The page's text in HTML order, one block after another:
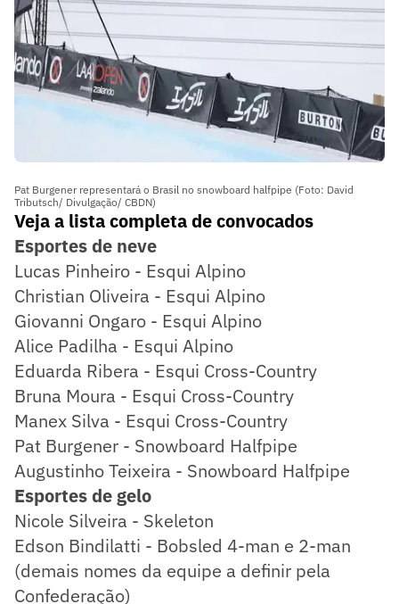
Pat Burgener representará o Brasil no snowboard halfpipe (Foto: David
Tributsch/ Divulgação/ CBDN)
Veja a lista completa de convocados
Esportes de neve
Lucas Pinheiro - Esqui Alpino
Christian Oliveira - Esqui Alpino
Giovanni Ongaro - Esqui Alpino
Alice Padilha - Esqui Alpino
Eduarda Ribera - Esqui Cross-Country
Bruna Moura - Esqui Cross-Country
Manex Silva - Esqui Cross-Country
Pat Burgener - Snowboard Halfpipe
Augustinho Teixeira - Snowboard Halfpipe
Esportes de gelo
Nicole Silveira - Skeleton
Edson Bindilatti - Bobsled 4-man e 2-man
(demais nomes da equipe a definir pela
Confederação)